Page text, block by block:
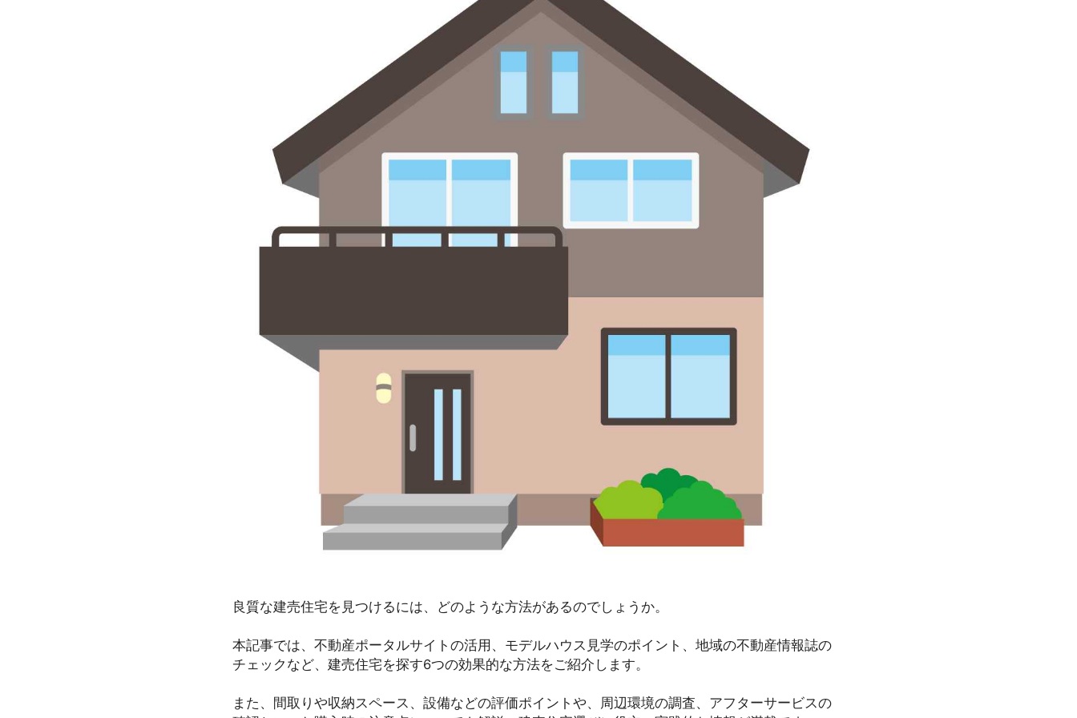
良質な建売住宅を見つけるには、どのような方法があるのでしょうか。
本記事では、不動産ポータルサイトの活用、モデルハウス見学のポイント、地域の不動産情報誌の
チェックなど、建売住宅を探す6つの効果的な方法をご紹介します。
また、間取りや収納スペース、設備などの評価ポイントや、周辺環境の調査、アフターサービスの